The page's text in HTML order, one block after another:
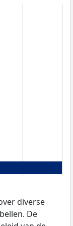
diverse
De